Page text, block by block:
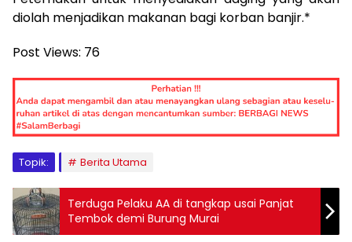
diolah menjadikan makanan bagi korban banjir.*
Post Views: 76
Topik: Berita Utama
Terduga Pelaku AA di tangkap usai Panjat
Tembok demi Burung Murai